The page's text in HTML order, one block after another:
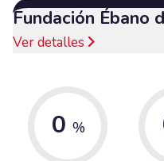
Fundación Ébano
Ver detalles
0 %